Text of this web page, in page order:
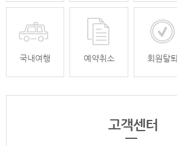
국내여행 예약취소 회원탈퇴
고객센터